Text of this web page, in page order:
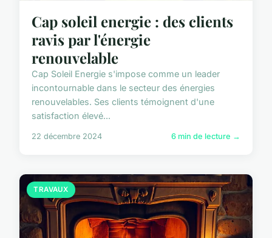
Cap soleil energie : des clients
ravis par l'énergie
renouvelable
Cap Soleil Energie s'impose comme un leader
incontournable dans le secteur des énergies
renouvelables. Ses clients témoignent d'une
satisfaction élevé...
22 décembre 2024 6 min de lecture →
TRAVAUX